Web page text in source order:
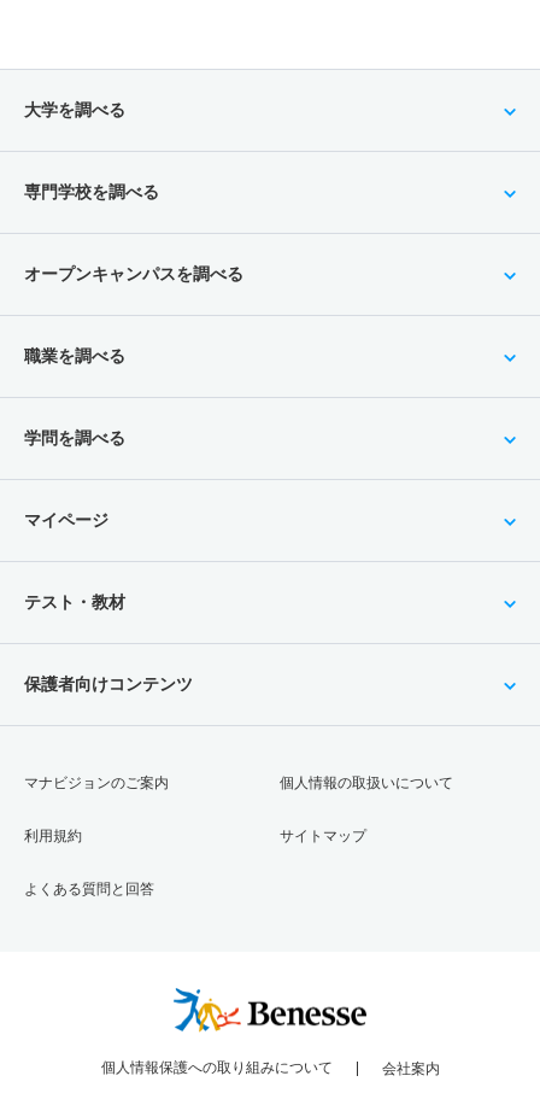
大学を調べる
専門学校を調べる
オープンキャンパスを調べる
職業を調べる
学問を調べる
マイページ
テスト・教材
保護者向けコンテンツ
マナビジョンのご案内
利用規約
よくある質問と回答
個人情報の取扱いについて
サイトマップ
個人情報保護への取り組みについて 会社案内